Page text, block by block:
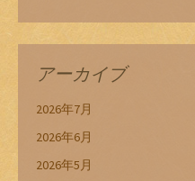
アーカイブ
2026年7月
2026年6月
2026年5月